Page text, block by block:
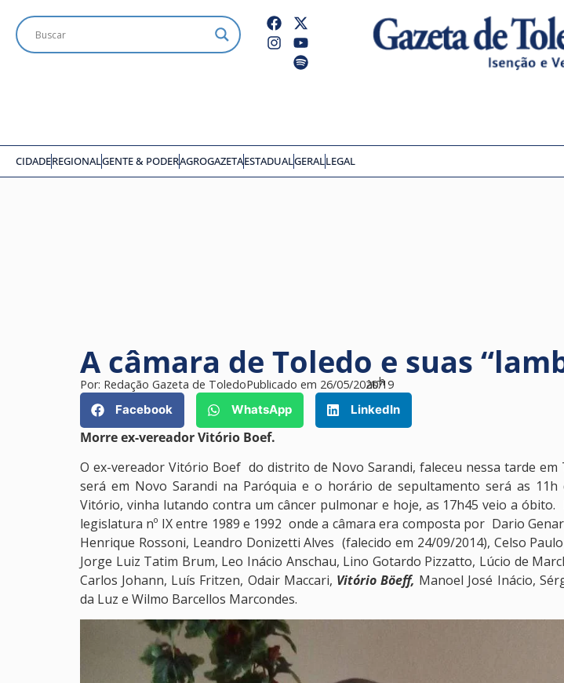
CIDADEREGIONALGENTE & PODERAGROGAZETAESTADUALGERALLEGAL
A câmara de Toledo e suas
Por: Redação Gazeta de ToledoPublicado em 26/05/2020
às19
h
17
Facebook
WhatsApp LinkedIn
Morre ex-vereador Vitório Boef.
O ex-vereador Vitório Boef do distrito de Novo Sarandi, faleceu nessa tarde em
será em Novo Sarandi na Paróquia e o horário de sepultamento será as 11h
Vitório, vinha lutando contra um câncer pulmonar e hoje, as 17h45 veio a óbito.
legislatura nº IX entre 1989 e 1992 onde a câmara era composta por Dario
Henrique Rossoni, Leandro Donizetti Alves (falecido em 24/09/2014), Celso
Jorge Luiz Tatim Brum, Leo Inácio Anschau, Lino Gotardo Pizzatto, Lúcio de
Carlos Johann, Luís Fritzen, Odair Maccari, Vitório Böeff, Manoel José Inácio,
da Luz e Wilmo Barcellos Marcondes.